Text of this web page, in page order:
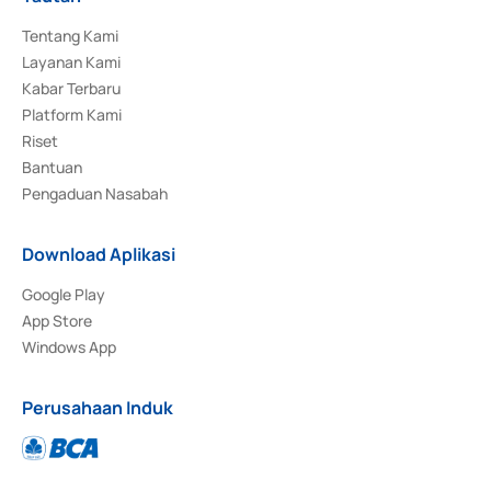
Tentang Kami
Layanan Kami
Kabar Terbaru
Platform Kami
Riset
Bantuan
Pengaduan Nasabah
Download Aplikasi
Google Play
App Store
Windows App
Perusahaan Induk